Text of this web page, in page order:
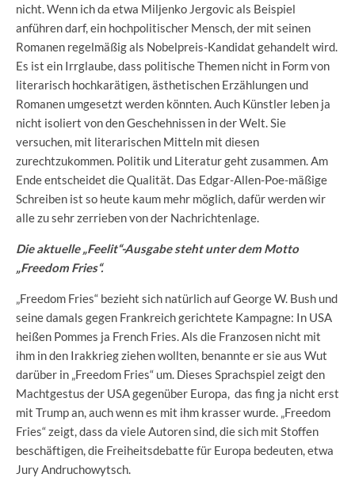
nicht. Wenn ich da etwa Miljenko Jergovic als Beispiel
anführen darf, ein hochpolitischer Mensch, der mit seinen
Romanen regelmäßig als Nobelpreis-Kandidat gehandelt wird.
Es ist ein Irrglaube, dass politische Themen nicht in Form von
literarisch hochkarätigen, ästhetischen Erzählungen und
Romanen umgesetzt werden könnten. Auch Künstler leben ja
nicht isoliert von den Geschehnissen in der Welt. Sie
versuchen, mit literarischen Mitteln mit diesen
zurechtzukommen. Politik und Literatur geht zusammen. Am
Ende entscheidet die Qualität. Das Edgar-Allen-Poe-mäßige
Schreiben ist so heute kaum mehr möglich, dafür werden wir
alle zu sehr zerrieben von der Nachrichtenlage.
Die aktuelle „Feelit“-Ausgabe steht unter dem Motto
„Freedom Fries“.
„Freedom Fries“ bezieht sich natürlich auf George W. Bush und
seine damals gegen Frankreich gerichtete Kampagne: In USA
heißen Pommes ja French Fries. Als die Franzosen nicht mit
ihm in den Irakkrieg ziehen wollten, benannte er sie aus Wut
darüber in „Freedom Fries“ um. Dieses Sprachspiel zeigt den
Machtgestus der USA gegenüber Europa, das fing ja nicht erst
mit Trump an, auch wenn es mit ihm krasser wurde. „Freedom
Fries“ zeigt, dass da viele Autoren sind, die sich mit Stoffen
beschäftigen, die Freiheitsdebatte für Europa bedeuten, etwa
Jury Andruchowytsch.